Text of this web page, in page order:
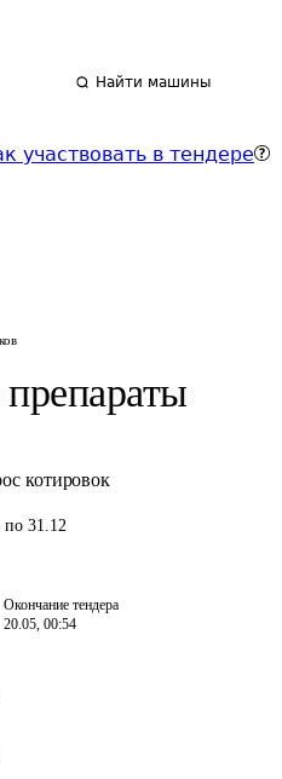
Найти машины
участвовать в тендере
котировок
по 31.12
Окончание тендера
20.05, 00:54